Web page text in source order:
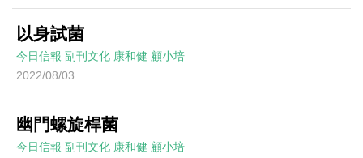
以身試菌
今日信報 副刊文化 康和健 顧小培
2022/08/03
幽門螺旋桿菌
今日信報 副刊文化 康和健 顧小培